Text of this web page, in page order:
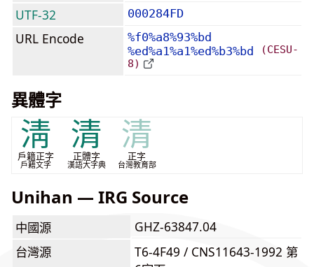
UTF-32 000284FD
URL Encode
%f0%a8%93%bd
%ed%a1%a1%ed%b3%bd
(CESU-
8)
異體字
淸
戶籍正字
戶籍文字
清
正體字
漢語大字典
清
正字
台灣教育部
Unihan — IRG Source
中國源
GHZ-63847.04
台灣源
T6-4F49 / CNS11643-1992 第